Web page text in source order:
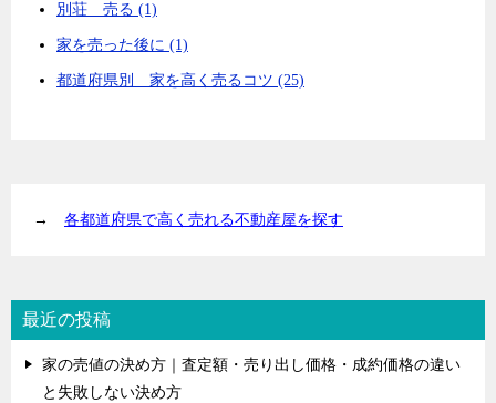
別荘 売る (1)
家を売った後に (1)
都道府県別 家を高く売るコツ (25)
→ 各都道府県で高く売れる不動産屋を探す
最近の投稿
家の売値の決め方｜査定額・売り出し価格・成約価格の違い
と失敗しない決め方